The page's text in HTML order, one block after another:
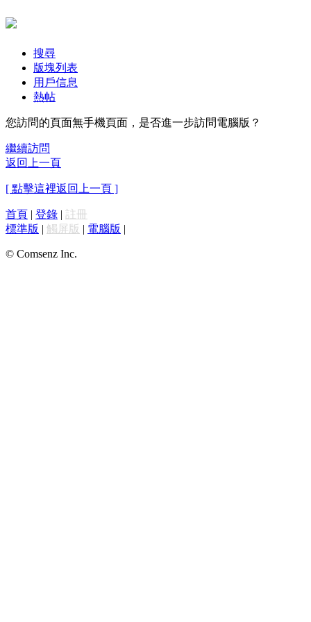
搜尋
版塊列表
用戶信息
熱帖
您訪問的頁面無手機頁面，是否進一步訪問電腦版？
繼續訪問
返回上一頁
[ 點擊這裡返回上一頁 ]
首頁 | 登錄 | 註冊
標準版 | 觸屏版 | 電腦版 |
© Comsenz Inc.